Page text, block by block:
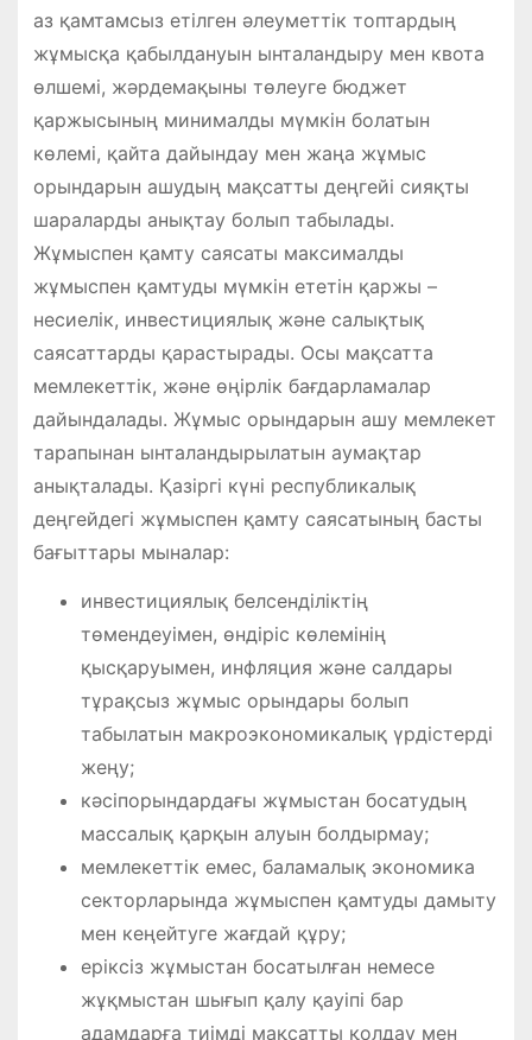
аз қамтамсыз етілген әлеуметтік топтардың
жұмысқа қабылдануын ынталандыру мен квота
өлшемі, жәрдемақыны төлеуге бюджет
қаржысының минималды мүмкін болатын
көлемі, қайта дайындау мен жаңа жұмыс
орындарын ашудың мақсатты деңгейі сияқты
шараларды анықтау болып табылады.
Жұмыспен қамту саясаты максималды
жұмыспен қамтуды мүмкін ететін қаржы –
несиелік, инвестициялық және салықтық
саясаттарды қарастырады. Осы мақсатта
мемлекеттік, және өңірлік бағдарламалар
дайындалады. Жұмыс орындарын ашу мемлекет
тарапынан ынталандырылатын аумақтар
анықталады. Қазіргі күні республикалық
деңгейдегі жұмыспен қамту саясатының басты
бағыттары мыналар:
инвестициялық белсенділіктің
төмендеуімен, өндіріс көлемінің
қысқаруымен, инфляция және салдары
тұрақсыз жұмыс орындары болып
табылатын макроэкономикалық үрдістерді
жеңу;
кәсіпорындардағы жұмыстан босатудың
массалық қарқын алуын болдырмау;
мемлекеттік емес, баламалық экономика
секторларында жұмыспен қамтуды дамыту
мен кеңейтуге жағдай құру;
еріксіз жұмыстан босатылған немесе
жұқмыстан шығып қалу қауіпі бар
адамдарға тиімді мақсатты қолдау мен